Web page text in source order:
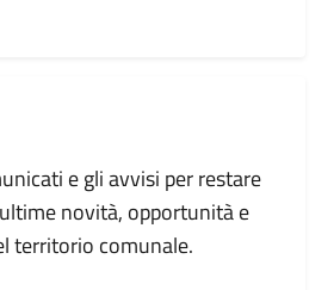
e gli avvisi per restare
novità, opportunità e
territorio comunale.